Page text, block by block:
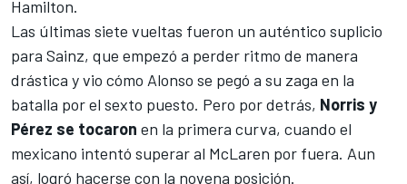
Hamilton.
Las últimas siete vueltas fueron un auténtico suplicio
para Sainz, que empezó a perder ritmo de manera
drástica y vio cómo Alonso se pegó a su zaga en la
batalla por el sexto puesto. Pero por detrás, Norris y
Pérez se tocaron en la primera curva, cuando el
mexicano intentó superar al McLaren por fuera. Aun
así, logró hacerse con la novena posición.